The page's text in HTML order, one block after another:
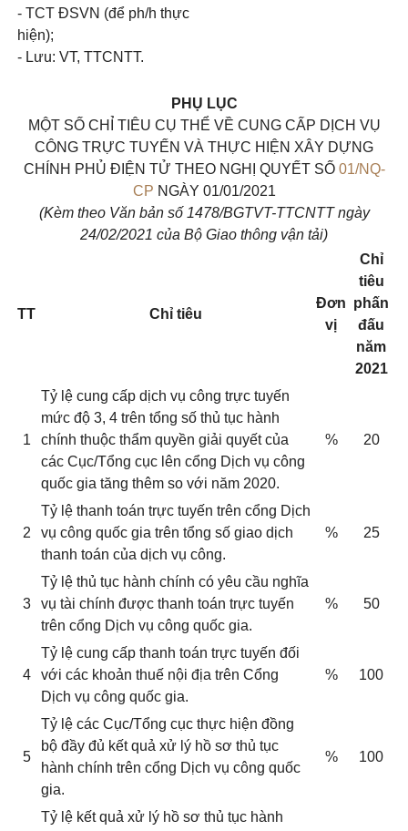
- TCT ĐSVN (để ph/h thực
hiện);
- Lưu: VT, TTCNTT.
PHỤ LỤC
MỘT SỐ CHỈ TIÊU CỤ THỂ VỀ CUNG CẤP DỊCH VỤ
CÔNG TRỰC TUYẾN VÀ THỰC HIỆN XÂY DỰNG
CHÍNH PHỦ ĐIỆN TỬ THEO NGHỊ QUYẾT SỐ 01/NQ-
CP NGÀY 01/01/2021
(Kèm theo Văn bản số 1478/BGTVT-TTCNTT ngày
24/02/2021 của Bộ Giao thông vận tải)
TT Chỉ tiêu
Đơn
vị
Chỉ
tiêu
phấn
đấu
năm
2021
1
Tỷ lệ cung cấp dịch vụ công trực tuyến
mức độ 3, 4 trên tổng số thủ tục hành
chính thuộc thẩm quyền giải quyết của
các Cục/Tổng cục lên cổng Dịch vụ công
quốc gia tăng thêm so với năm 2020.
% 20
2
Tỷ lệ thanh toán trực tuyến trên cổng Dịch
vụ công quốc gia trên tổng số giao dịch
thanh toán của dịch vụ công.
% 25
3
Tỷ lệ thủ tục hành chính có yêu cầu nghĩa
vụ tài chính được thanh toán trực tuyến
trên cổng Dịch vụ công quốc gia.
% 50
4
Tỷ lệ cung cấp thanh toán trực tuyến đối
với các khoản thuế nội địa trên Cổng
Dịch vụ công quốc gia.
% 100
5
Tỷ lệ các Cục/Tổng cục thực hiện đồng
bộ đầy đủ kết quả xử lý hồ sơ thủ tục
hành chính trên cổng Dịch vụ công quốc
gia.
% 100
Tỷ lệ kết quả xử lý hồ sơ thủ tục hành